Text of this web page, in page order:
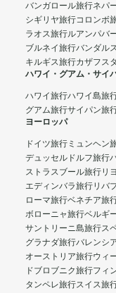
バンガロール旅行ネパ
シギリヤ旅行コロンボ
ラオス旅行ルアンパバ
ブルネイ旅行バンダル
キルギス旅行カザフス
ハワイ・グアム・サイ
ハワイ旅行ハワイ島旅
グアム旅行サイパン旅
ヨーロッパ
ドイツ旅行 ミュンヘン
デュッセルドルフ旅行
ストラスブール旅行リ
エディンバラ旅行リバ
ローマ旅行ベネチア旅
ボローニャ旅行ベルギ
サントリーニ島旅行ス
グラナダ旅行バレンシ
オーストリア旅行ウィ
ドブロブニク旅行フィ
タンペレ旅行スイス旅